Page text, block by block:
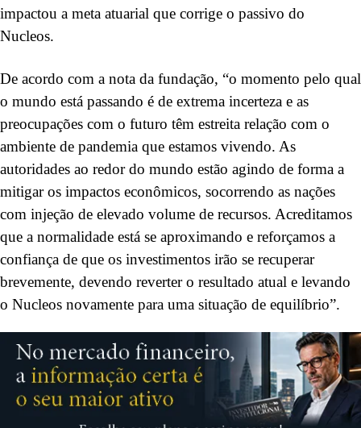
impactou a meta atuarial que corrige o passivo do
Nucleos.
De acordo com a nota da fundação, “o momento pelo qual
o mundo está passando é de extrema incerteza e as
preocupações com o futuro têm estreita relação com o
ambiente de pandemia que estamos vivendo. As
autoridades ao redor do mundo estão agindo de forma a
mitigar os impactos econômicos, socorrendo as nações
com injeção de elevado volume de recursos. Acreditamos
que a normalidade está se aproximando e reforçamos a
confiança de que os investimentos irão se recuperar
brevemente, devendo reverter o resultado atual e levando
o Nucleos novamente para uma situação de equilíbrio”.